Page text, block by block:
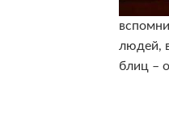
людей,
блиц –